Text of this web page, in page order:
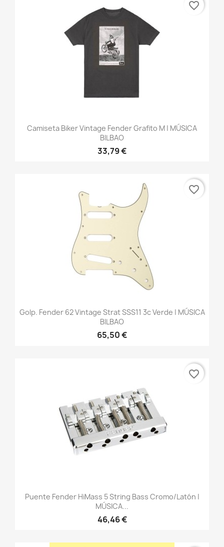
Camiseta Biker Vintage Fender Grafito M | MÚSICA
BILBAO
33,79 €
favorite_border
Golp. Fender 62 Vintage Strat SSS11 3c Verde | MÚSICA
BILBAO
65,50 €
favorite_border
Puente Fender HiMass 5 String Bass Cromo/latón |
MÚSICA...
46,46 €
favorite_border